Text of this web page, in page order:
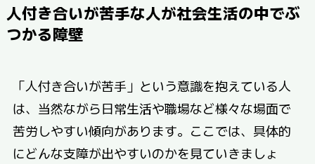
人付き合いが苦手な人が社会生活の中でぶ
つかる障壁
「人付き合いが苦手」という意識を抱えている人
は、当然ながら日常生活や職場など様々な場面で
苦労しやすい傾向があります。ここでは、具体的
にどんな支障が出やすいのかを見ていきましょ